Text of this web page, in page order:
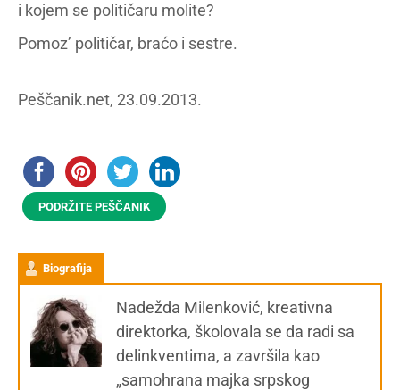
i kojem se političaru molite?
Pomoz’ političar, braćo i sestre.
Peščanik.net, 23.09.2013.
PODRŽITE PEŠČANIK
Biografija
Nadežda Milenković, kreativna
direktorka, školovala se da radi sa
delinkventima, a završila kao
„samohrana majka srpskog